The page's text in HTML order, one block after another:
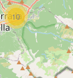
10